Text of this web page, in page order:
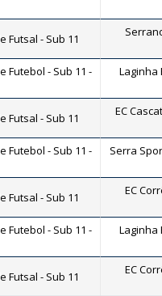
Futsal - Sub 11
Futebol - Sub 11 -
Laginha
Futsal - Sub 11 EC
Futebol - Sub 11 -
Serra
Futsal - Sub 11 EC
Futebol - Sub 11 -
Laginha
Futsal - Sub 11 EC